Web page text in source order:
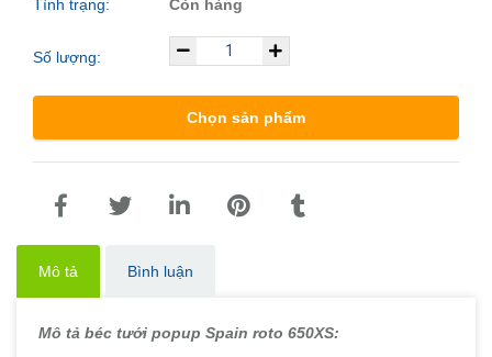
Tình trạng: Còn hàng
Số lượng:
Chọn sản phẩm
Mô tả Bình luận
Mô tả béc tưới popup Spain roto 650XS: